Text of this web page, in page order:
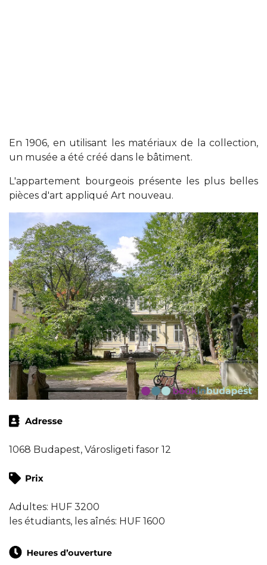
En 1906, en utilisant les matériaux de la collection,
un musée a été créé dans le bâtiment.
L'appartement bourgeois présente les plus belles
pièces d'art appliqué Art nouveau.
1068 Budapest, Városligeti fasor 12
Adultes: HUF 3200
les étudiants, les aînés: HUF 1600